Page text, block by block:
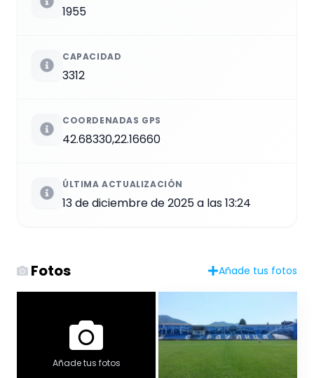
1955
CAPACIDAD
3312
COORDENADAS GPS
42.68330,22.16660
ÚLTIMA ACTUALIZACIÓN
13 de diciembre de 2025 a las 13:24
Fotos Añade tus fotos
Añade tus fotos